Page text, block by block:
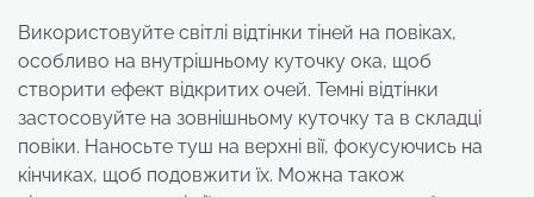
Використовуйте світлі відтінки тіней на повіках,
особливо на внутрішньому куточку ока, щоб
створити ефект відкритих очей. Темні відтінки
застосовуйте на зовнішньому куточку та в складці
повіки. Наносьте туш на верхні вії, фокусуючись на
кінчиках, щоб подовжити їх. Можна також